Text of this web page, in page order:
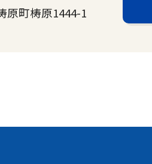
町梼原1444-1